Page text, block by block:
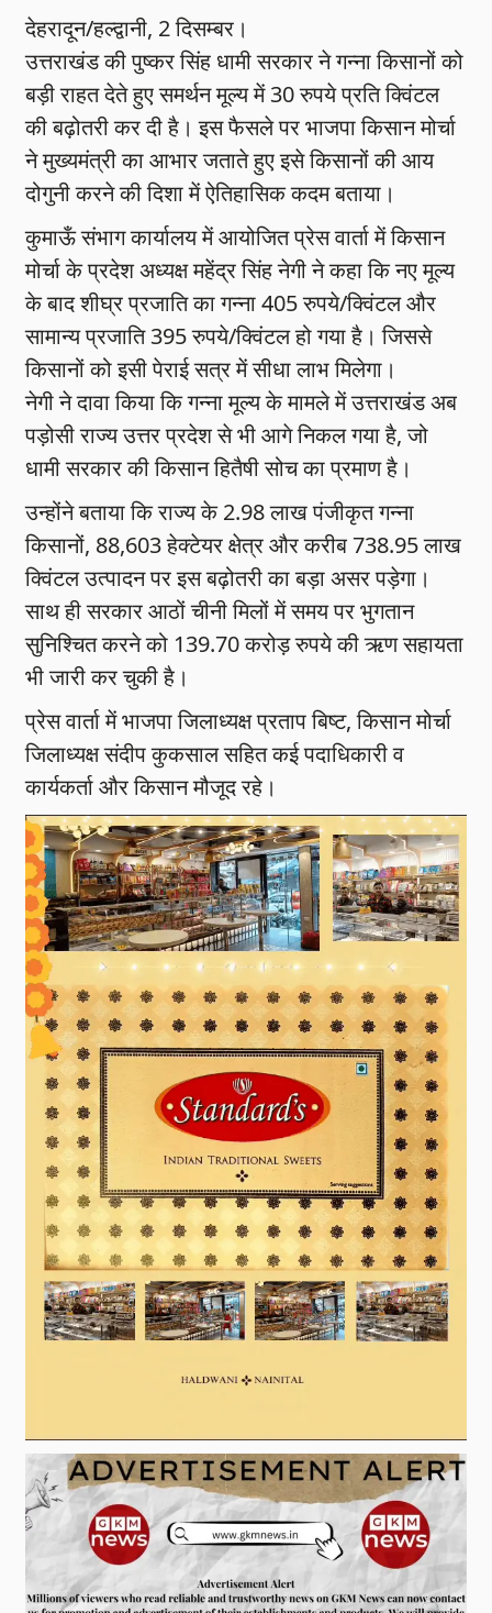
देहरादून/हल्द्वानी, 2 दिसम्बर।
उत्तराखंड की पुष्कर सिंह धामी सरकार ने गन्ना किसानों को
बड़ी राहत देते हुए समर्थन मूल्य में 30 रुपये प्रति क्विंटल
की बढ़ोतरी कर दी है। इस फैसले पर भाजपा किसान मोर्चा
ने मुख्यमंत्री का आभार जताते हुए इसे किसानों की आय
दोगुनी करने की दिशा में ऐतिहासिक कदम बताया।
कुमाऊँ संभाग कार्यालय में आयोजित प्रेस वार्ता में किसान
मोर्चा के प्रदेश अध्यक्ष महेंद्र सिंह नेगी ने कहा कि नए मूल्य
के बाद शीघ्र प्रजाति का गन्ना 405 रुपये/क्विंटल और
सामान्य प्रजाति 395 रुपये/क्विंटल हो गया है। जिससे
किसानों को इसी पेराई सत्र में सीधा लाभ मिलेगा।
नेगी ने दावा किया कि गन्ना मूल्य के मामले में उत्तराखंड अब
पड़ोसी राज्य उत्तर प्रदेश से भी आगे निकल गया है, जो
धामी सरकार की किसान हितैषी सोच का प्रमाण है।
उन्होंने बताया कि राज्य के 2.98 लाख पंजीकृत गन्ना
किसानों, 88,603 हेक्टेयर क्षेत्र और करीब 738.95 लाख
क्विंटल उत्पादन पर इस बढ़ोतरी का बड़ा असर पड़ेगा।
साथ ही सरकार आठों चीनी मिलों में समय पर भुगतान
सुनिश्चित करने को 139.70 करोड़ रुपये की ऋण सहायता
भी जारी कर चुकी है।
प्रेस वार्ता में भाजपा जिलाध्यक्ष प्रताप बिष्ट, किसान मोर्चा
जिलाध्यक्ष संदीप कुकसाल सहित कई पदाधिकारी व
कार्यकर्ता और किसान मौजूद रहे।